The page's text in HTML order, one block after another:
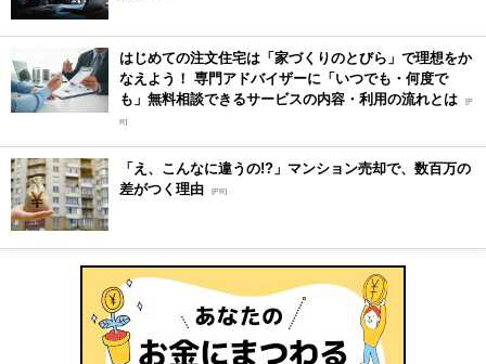
はじめての注文住宅は「家づくりのとびら」で理想をか
なえよう！ 専門アドバイザーに「いつでも・何度で
も」無料相談できるサービスの内容・利用の流れとは [P
R]
「え、こんなに違うの!?」マンション売却で、数百万の
差がつく理由 [PR]